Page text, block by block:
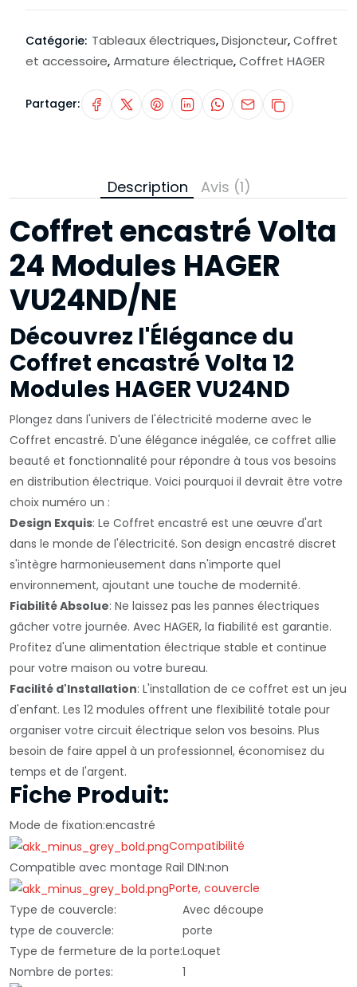
Catégorie: Tableaux électriques, Disjoncteur, Coffret
et accessoire, Armature électrique, Coffret HAGER
Partager:
Description Avis (1)
Coffret encastré Volta
24 Modules HAGER
VU24ND/NE
Découvrez l'Élégance du
Coffret encastré Volta 12
Modules HAGER VU24ND
Plongez dans l'univers de l'électricité moderne avec le
Coffret encastré. D'une élégance inégalée, ce coffret allie
beauté et fonctionnalité pour répondre à tous vos besoins
en distribution électrique. Voici pourquoi il devrait être votre
choix numéro un :
Design Exquis: Le Coffret encastré est une œuvre d'art
dans le monde de l'électricité. Son design encastré discret
s'intègre harmonieusement dans n'importe quel
environnement, ajoutant une touche de modernité.
Fiabilité Absolue: Ne laissez pas les pannes électriques
gâcher votre journée. Avec HAGER, la fiabilité est garantie.
Profitez d'une alimentation électrique stable et continue
pour votre maison ou votre bureau.
Facilité d'Installation: L'installation de ce coffret est un jeu
d'enfant. Les 12 modules offrent une flexibilité totale pour
organiser votre circuit électrique selon vos besoins. Plus
besoin de faire appel à un professionnel, économisez du
temps et de l'argent.
Fiche Produit:
Mode de fixation:encastré
Compatibilité
Compatible avec montage Rail DIN:non
Porte, couvercle
Type de couvercle:
Avec découpe
type de couvercle:
porte
Type de fermeture de la porte:Loquet
Nombre de portes:
1